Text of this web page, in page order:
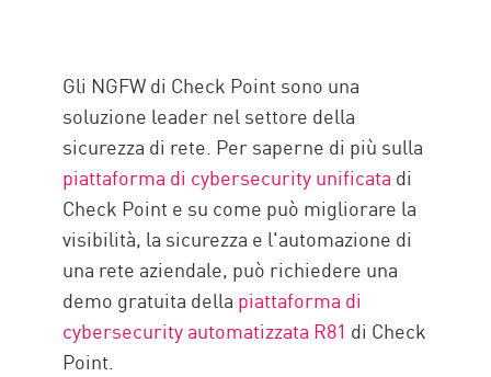
Gli NGFW di Check Point sono una
soluzione leader nel settore della
sicurezza di rete. Per saperne di più sulla
piattaforma di cybersecurity unificata di
Check Point e su come può migliorare la
visibilità, la sicurezza e l'automazione di
una rete aziendale, può richiedere una
demo gratuita della piattaforma di
cybersecurity automatizzata R81 di Check
Point.